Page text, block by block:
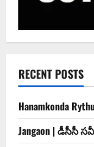
RECENT POSTS
Hanamkonda
Jangaon | డీసీసీ